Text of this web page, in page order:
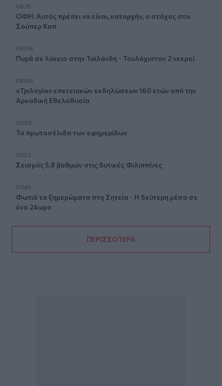
08:15
ΟΦΗ: Αυτός πρέπει να είναι, καταρχήν, ο στόχος στο
Σούπερ Καπ
08:08
Πυρά σε λύκειο στην Ταϊλάνδη - Τουλάχιστον 2 νεκροί
08:06
«Τριλογία» επετειακών εκδηλώσεων 160 ετών από την
Αρκαδική Εθελοθυσία
07:59
Τα πρωτοσέλιδα των εφημερίδων
07:52
Σεισμός 5,8 βαθμών στις δυτικές Φιλιππίνες
07:45
Φωτιά τα ξημερώματα στη Σητεία - Η δεύτερη μέσα σε
ένα 24ωρο
ΠΕΡΙΣΣΟΤΕΡΑ